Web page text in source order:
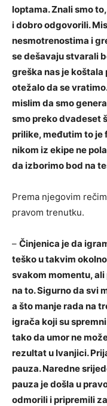
loptama. Znali smo
i dobro odgovorili.
nesmotrenostima i
se dešavaju stvarali
greška nas je koštala
otežalo da se
mislim da smo
smo preko dvadeset
prilike, međutim to je
nikom iz ekipe ne
da izborimo bod na
Prema njegovim
pravom trenutku.
– Činjenica je da
teško u takvim
svakom momentu,
na to. Sigurno da svi
a što manje rada na
igrača koji su
tako da umor ne
rezultat u Ivanjici.
pauza. Naredne
pauza je došla u
odmorili i pripremili